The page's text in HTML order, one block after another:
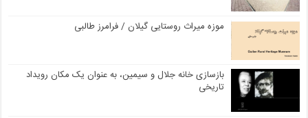
موزه میراث روستایی گیلان / فرامرز طالبی
بازسازی خانه جلال و سیمین، به عنوان یک مکان رویداد
تاریخی